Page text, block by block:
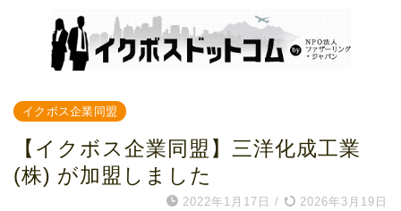
イクボス企業同盟
【イクボス企業同盟】三洋化成工業
(株) が加盟しました
2022年1月17日 / 2026年3月19日